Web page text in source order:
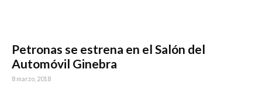
Petronas se estrena en el Salón del
Automóvil Ginebra
8 marzo, 2018